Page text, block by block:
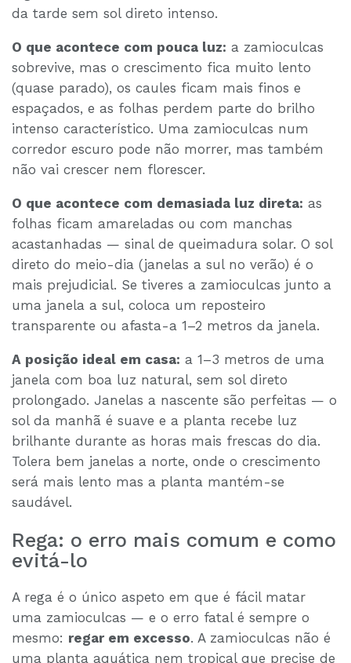
da tarde sem sol direto intenso.
O que acontece com pouca luz: a zamioculcas
sobrevive, mas o crescimento fica muito lento
(quase parado), os caules ficam mais finos e
espaçados, e as folhas perdem parte do brilho
intenso característico. Uma zamioculcas num
corredor escuro pode não morrer, mas também
não vai crescer nem florescer.
O que acontece com demasiada luz direta: as
folhas ficam amareladas ou com manchas
acastanhadas — sinal de queimadura solar. O sol
direto do meio-dia (janelas a sul no verão) é o
mais prejudicial. Se tiveres a zamioculcas junto a
uma janela a sul, coloca um reposteiro
transparente ou afasta-a 1–2 metros da janela.
A posição ideal em casa: a 1–3 metros de uma
janela com boa luz natural, sem sol direto
prolongado. Janelas a nascente são perfeitas — o
sol da manhã é suave e a planta recebe luz
brilhante durante as horas mais frescas do dia.
Tolera bem janelas a norte, onde o crescimento
será mais lento mas a planta mantém-se
saudável.
Rega: o erro mais comum e como
evitá-lo
A rega é o único aspeto em que é fácil matar
uma zamioculcas — e o erro fatal é sempre o
mesmo: regar em excesso. A zamioculcas não é
uma planta aquática nem tropical que precise de